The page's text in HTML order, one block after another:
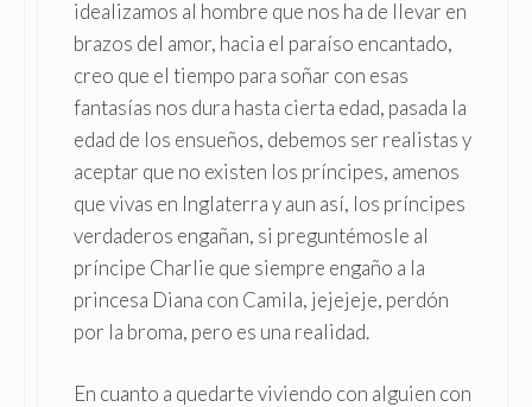
idealizamos al hombre que nos ha de llevar en
brazos del amor, hacia el paraíso encantado,
creo que el tiempo para soñar con esas
fantasías nos dura hasta cierta edad, pasada la
edad de los ensueños, debemos ser realistas y
aceptar que no existen los príncipes, amenos
que vivas en Inglaterra y aun así, los príncipes
verdaderos engañan, si preguntémosle al
príncipe Charlie que siempre engaño a la
princesa Diana con Camila, jejejeje, perdón
por la broma, pero es una realidad.
En cuanto a quedarte viviendo con alguien con